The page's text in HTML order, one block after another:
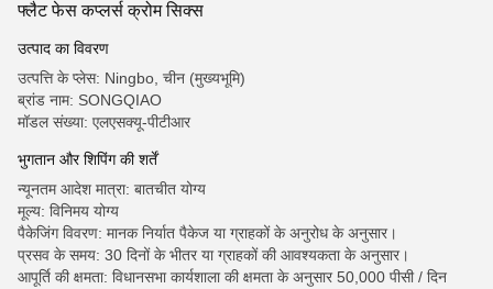
फ्लैट फेस कप्लर्स क्रोम सिक्स
उत्पाद का विवरण
उत्पत्ति के प्लेस: Ningbo, चीन (मुख्यभूमि)
ब्रांड नाम: SONGQIAO
मॉडल संख्या: एलएसक्यू-पीटीआर
भुगतान और शिपिंग की शर्तें
न्यूनतम आदेश मात्रा: बातचीत योग्य
मूल्य: विनिमय योग्य
पैकेजिंग विवरण: मानक निर्यात पैकेज या ग्राहकों के अनुरोध के अनुसार।
प्रसव के समय: 30 दिनों के भीतर या ग्राहकों की आवश्यकता के अनुसार।
आपूर्ति की क्षमता: विधानसभा कार्यशाला की क्षमता के अनुसार 50,000 पीसी / दिन